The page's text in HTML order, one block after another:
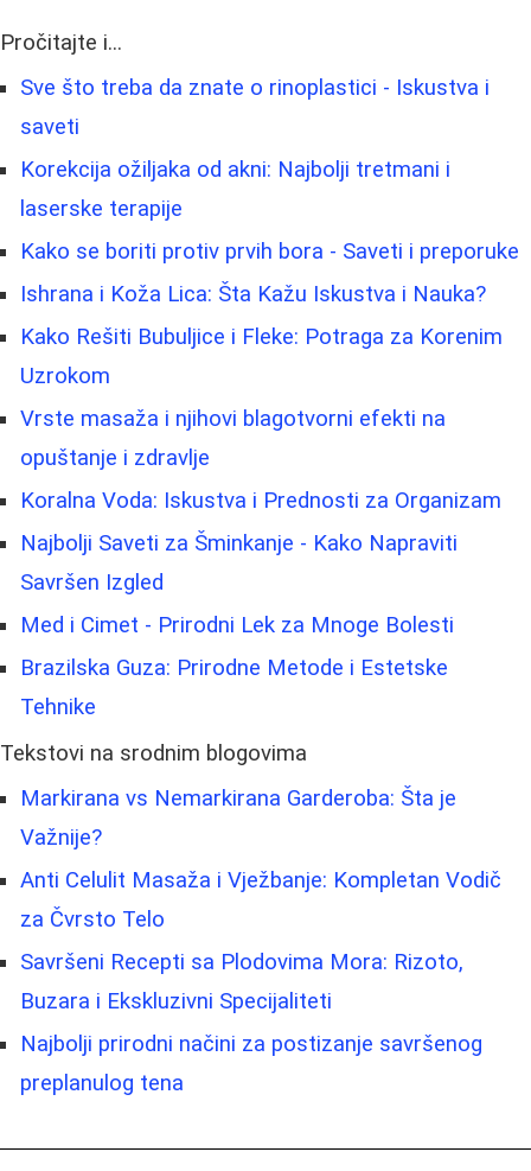
Pročitajte i...
Sve što treba da znate o rinoplastici - Iskustva i
saveti
Korekcija ožiljaka od akni: Najbolji tretmani i
laserske terapije
Kako se boriti protiv prvih bora - Saveti i preporuke
Ishrana i Koža Lica: Šta Kažu Iskustva i Nauka?
Kako Rešiti Bubuljice i Fleke: Potraga za Korenim
Uzrokom
Vrste masaža i njihovi blagotvorni efekti na
opuštanje i zdravlje
Koralna Voda: Iskustva i Prednosti za Organizam
Najbolji Saveti za Šminkanje - Kako Napraviti
Savršen Izgled
Med i Cimet - Prirodni Lek za Mnoge Bolesti
Brazilska Guza: Prirodne Metode i Estetske
Tehnike
Tekstovi na srodnim blogovima
Markirana vs Nemarkirana Garderoba: Šta je
Važnije?
Anti Celulit Masaža i Vježbanje: Kompletan Vodič
za Čvrsto Telo
Savršeni Recepti sa Plodovima Mora: Rizoto,
Buzara i Ekskluzivni Specijaliteti
Najbolji prirodni načini za postizanje savršenog
preplanulog tena